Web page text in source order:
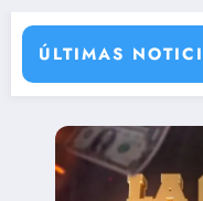
ÚLTIMAS
para su nueva temporada
Silvia